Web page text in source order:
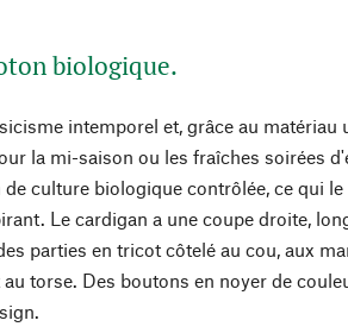
biologique.
intemporel et, grâce au matériau
la mi-saison ou les fraîches soirées
culture biologique contrôlée, ce qui le
Le cardigan a une coupe droite,
parties en tricot côtelé au cou, aux
torse. Des boutons en noyer de